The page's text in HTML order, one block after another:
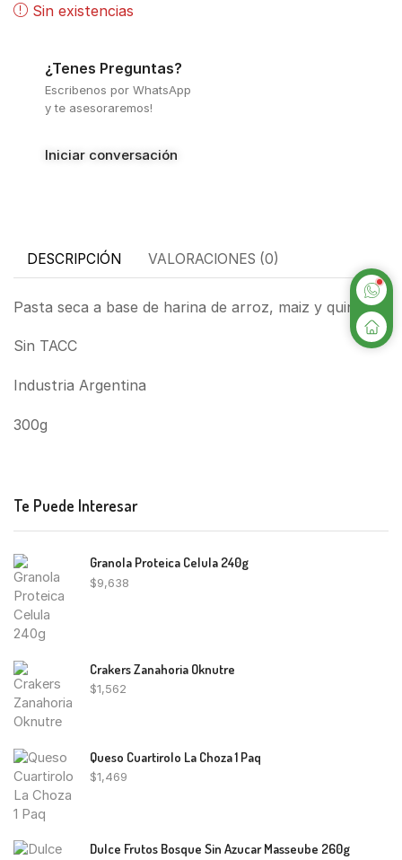
Sin existencias
¿Tenes Preguntas?
Escribenos por WhatsApp
y te asesoraremos!
Iniciar conversación
DESCRIPCIÓN VALORACIONES (0)
Pasta seca a base de harina de arroz, maiz y quinoa
Sin TACC
Industria Argentina
300g
Te Puede Interesar
Granola Proteica Celula 240g
$9,638
Crakers Zanahoria Oknutre
$1,562
Queso Cuartirolo La Choza 1 Paq
$1,469
Dulce Frutos Bosque Sin Azucar Masseube 260g